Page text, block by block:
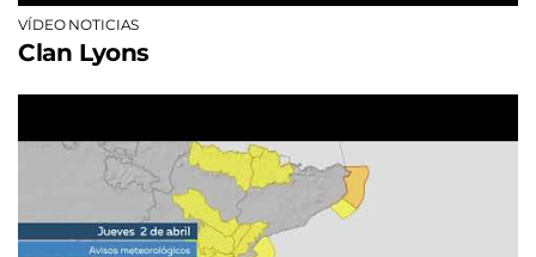
VÍDEO NOTICIAS
Clan Lyons